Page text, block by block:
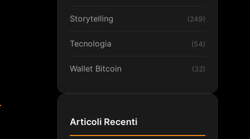
Storytelling (249)
Tecnologia (54)
Wallet Bitcoin (32)
Articoli Recenti